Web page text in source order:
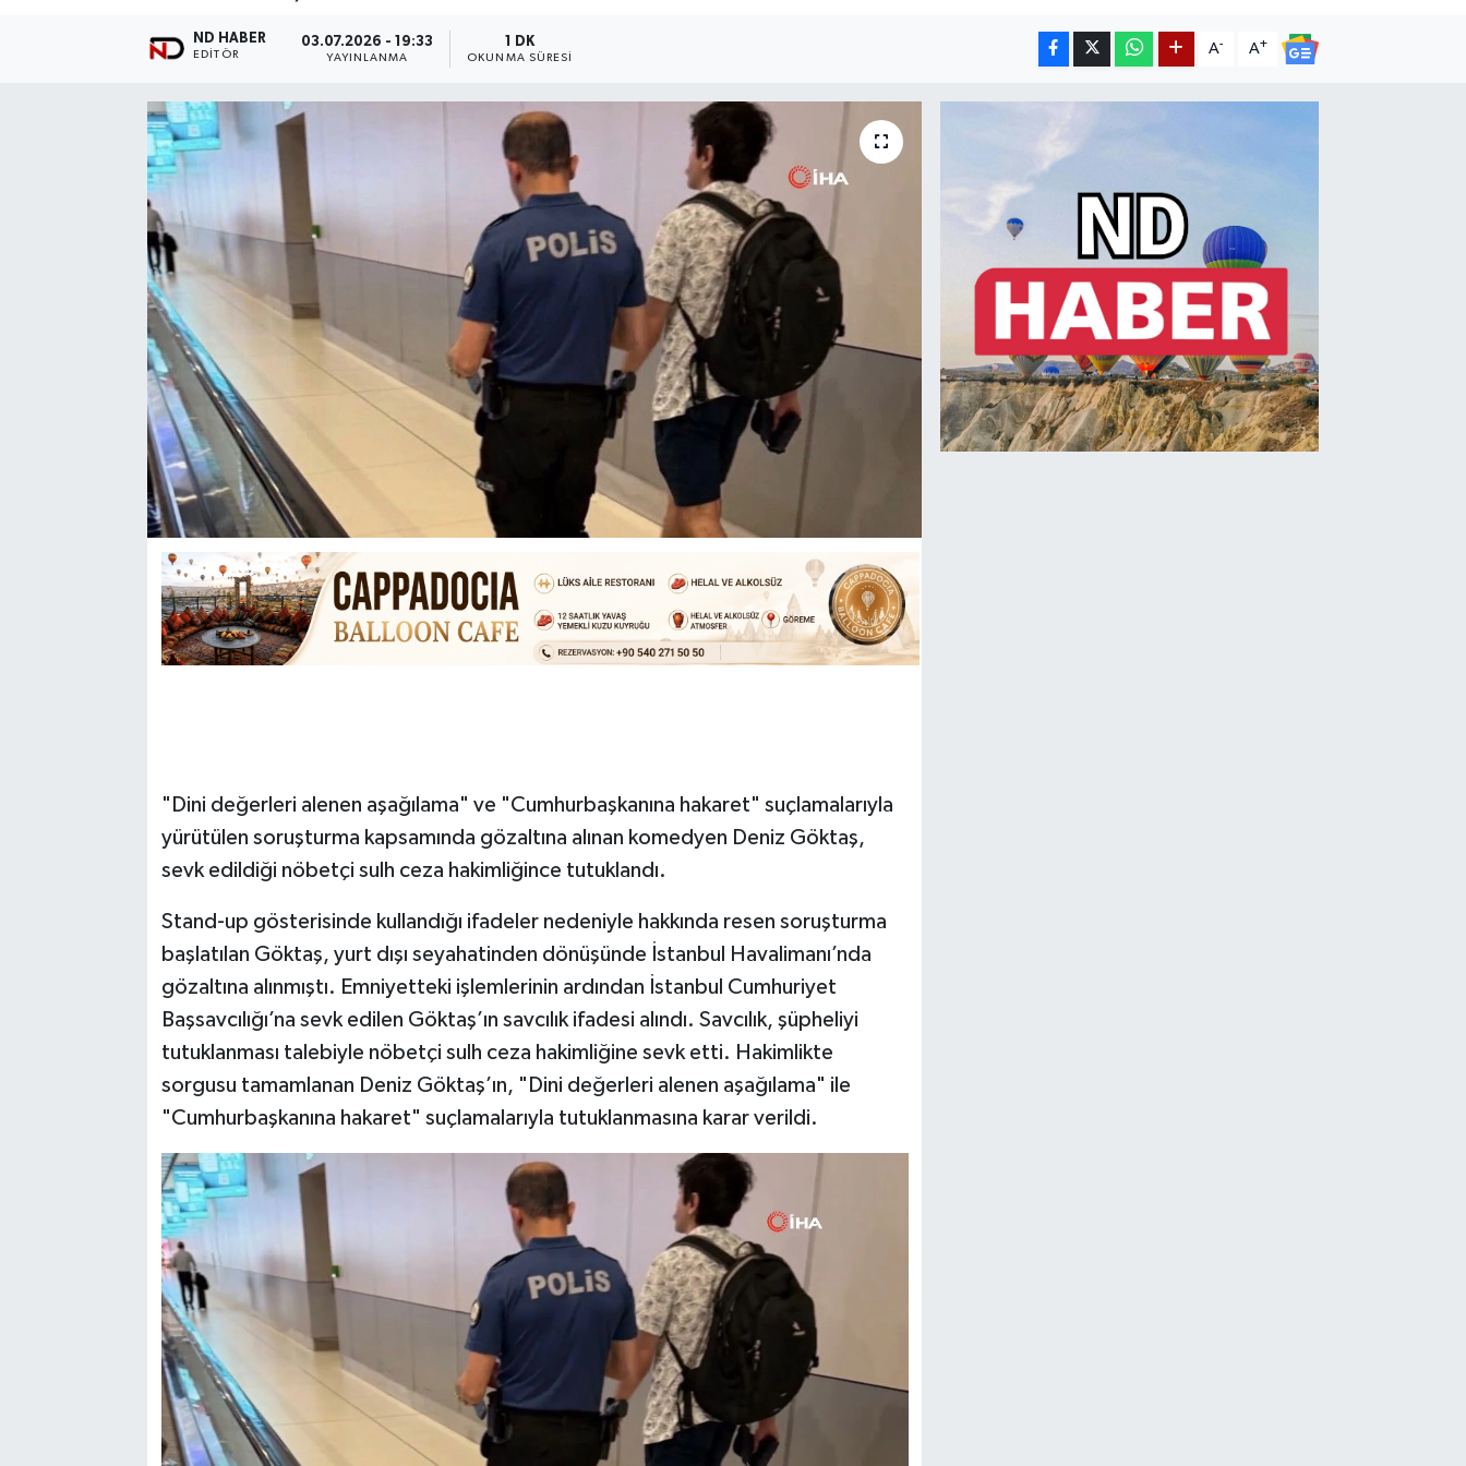
ND HABER
EDITÖR
03.07.2026 - 19:33
YAYINLANMA
1 DK
OKUNMA SÜRESI
A- A+
"Dini değerleri alenen aşağılama" ve "Cumhurbaşkanına hakaret" suçlamalarıyla
yürütülen soruşturma kapsamında gözaltına alınan komedyen Deniz Göktaş,
sevk edildiği nöbetçi sulh ceza hakimliğince tutuklandı.
Stand-up gösterisinde kullandığı ifadeler nedeniyle hakkında resen soruşturma
başlatılan Göktaş, yurt dışı seyahatinden dönüşünde İstanbul Havalimanı’nda
gözaltına alınmıştı. Emniyetteki işlemlerinin ardından İstanbul Cumhuriyet
Başsavcılığı’na sevk edilen Göktaş’ın savcılık ifadesi alındı. Savcılık, şüpheliyi
tutuklanması talebiyle nöbetçi sulh ceza hakimliğine sevk etti. Hakimlikte
sorgusu tamamlanan Deniz Göktaş’ın, "Dini değerleri alenen aşağılama" ile
"Cumhurbaşkanına hakaret" suçlamalarıyla tutuklanmasına karar verildi.